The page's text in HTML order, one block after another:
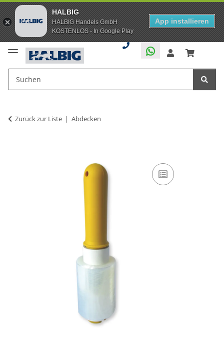
HALBIG
HALBIG Handels GmbH
KOSTENLOS - In Google Play
App installieren
Zurück zur Liste Abdecken